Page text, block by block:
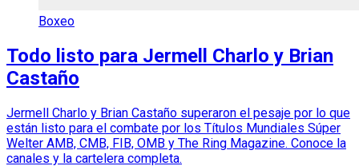
Boxeo
Todo listo para Jermell Charlo y Brian
Castaño
Jermell Charlo y Brian Castaño superaron el pesaje por lo que
están listo para el combate por los Títulos Mundiales Súper
Welter AMB, CMB, FIB, OMB y The Ring Magazine. Conoce la
canales y la cartelera completa.